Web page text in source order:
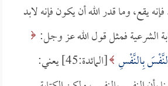
يقع، وما قدر الله أن يكون فإنه لابد
الشرعية فمثل قول الله عز وجل:
بِالنَّفْسِ
[المائدة:45] يعني: